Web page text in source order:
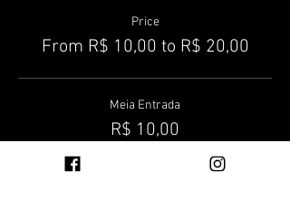
Price
From R$ 10,00 to R$ 20,00
Meia Entrada
R$ 10,00